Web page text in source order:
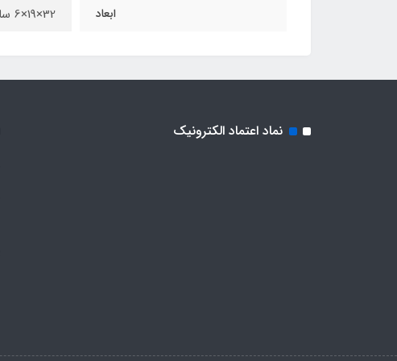
ابعاد 32×19×6 سانتی متر
نماد اعتماد الکترونیک